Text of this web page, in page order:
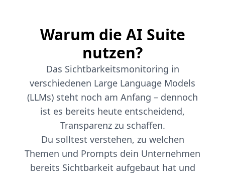
Warum die AI Suite
nutzen?
Das Sichtbarkeitsmonitoring in
verschiedenen Large Language Models
(LLMs) steht noch am Anfang – dennoch
ist es bereits heute entscheidend,
Transparenz zu schaffen.
Du solltest verstehen, zu welchen
Themen und Prompts dein Unternehmen
bereits Sichtbarkeit aufgebaut hat und